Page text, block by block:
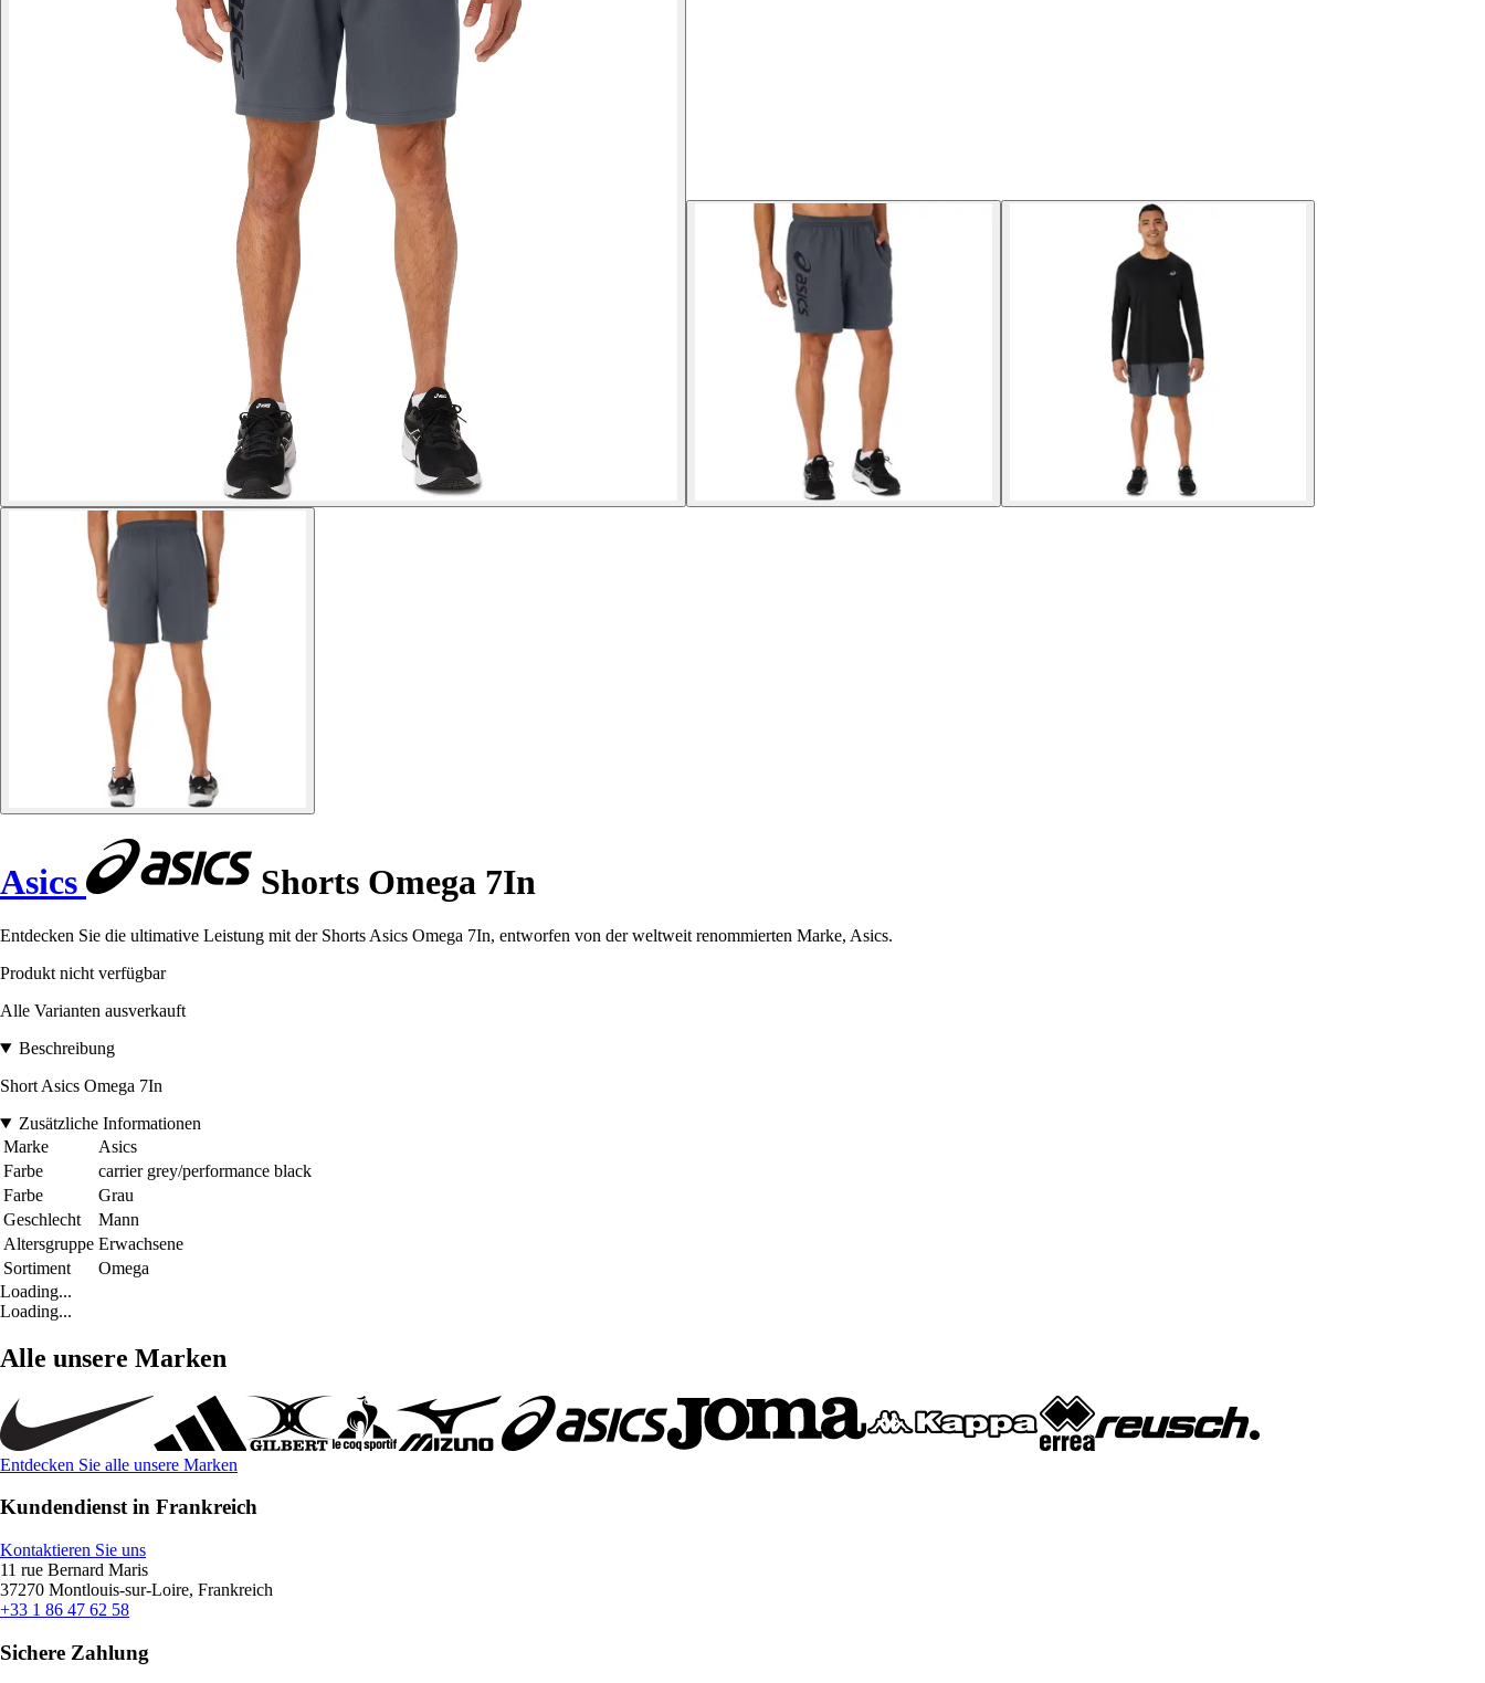
Asics Shorts Omega 7In
Entdecken Sie die ultimative Leistung mit der Shorts Asics Omega 7In, entworfen von der weltweit renommierten Marke, Asics.
Produkt nicht verfügbar
Alle Varianten ausverkauft
Beschreibung
Short Asics Omega 7In
Zusätzliche Informationen
Marke
Asics
Farbe
carrier grey/performance black
Farbe
Grau
Geschlecht
Mann
Altersgruppe Erwachsene
Sortiment
Omega
Loading...
Loading...
Alle unsere Marken
Entdecken Sie alle unsere Marken
Kundendienst in Frankreich
Kontaktieren Sie uns
11 rue Bernard Maris
37270 Montlouis-sur-Loire, Frankreich
+33 1 86 47 62 58
Sichere Zahlung